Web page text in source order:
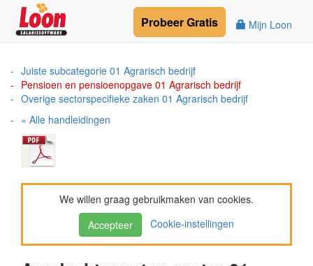
Mijn Loon
ProbeerGratis
Juiste subcategorie 01 Agrarisch bedrijf
Pensioen en pensioenopgave 01 Agrarisch bedrijf
Overige sectorspecifieke zaken 01 Agrarisch bedrijf
« Alle handleidingen
We willen graag gebruikmaken van cookies.
Accepteer
Cookie-instellingen